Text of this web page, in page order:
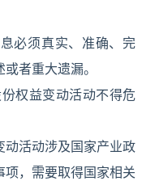
必须真实、准确、完
者重大遗漏。
权益变动活动不得危
动活动涉及国家产业政
，需要取得国家相关